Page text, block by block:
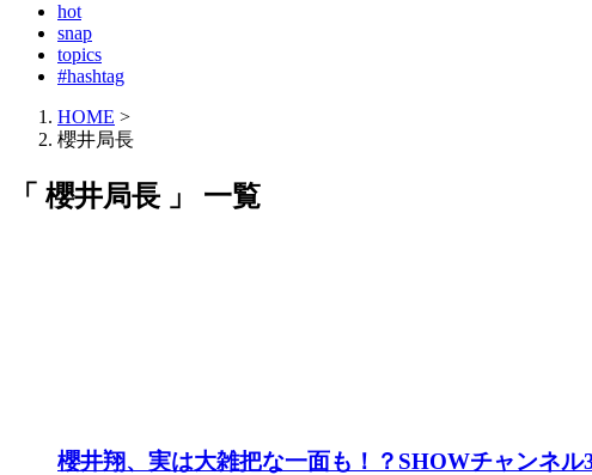
hot
snap
topics
#hashtag
HOME >
櫻井局長
「 櫻井局長 」 一覧
櫻井翔、実は大雑把な一面も！？SHOWチャンネ